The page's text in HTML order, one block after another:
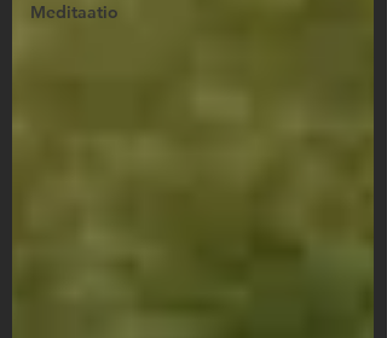
Meditaatio